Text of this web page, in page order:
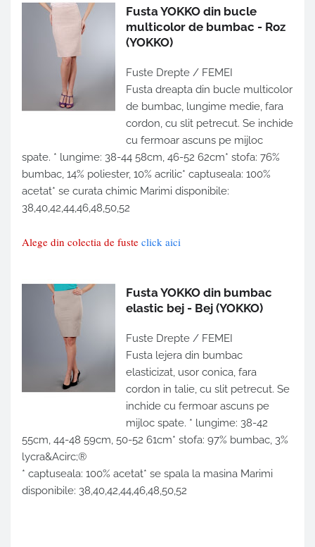
Fusta YOKKO din bucle
multicolor de bumbac - Roz
(YOKKO)
Fuste Drepte / FEMEI
Fusta dreapta din bucle multicolor
de bumbac, lungime medie, fara
cordon, cu slit petrecut. Se inchide
cu fermoar ascuns pe mijloc
spate. * lungime: 38-44 58cm, 46-52 62cm* stofa: 76%
bumbac, 14% poliester, 10% acrilic* captuseala: 100%
acetat* se curata chimic Marimi disponibile:
38,40,42,44,46,48,50,52
Alege din colectia de fuste click aici
Fusta YOKKO din bumbac
elastic bej - Bej (YOKKO)
Fuste Drepte / FEMEI
Fusta lejera din bumbac
elasticizat, usor conica, fara
cordon in talie, cu slit petrecut. Se
inchide cu fermoar ascuns pe
mijloc spate. * lungime: 38-42
55cm, 44-48 59cm, 50-52 61cm* stofa: 97% bumbac, 3%
lycra&Acirc;®
* captuseala: 100% acetat* se spala la masina Marimi
disponibile: 38,40,42,44,46,48,50,52